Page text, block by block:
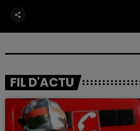
FIL D'ACTU